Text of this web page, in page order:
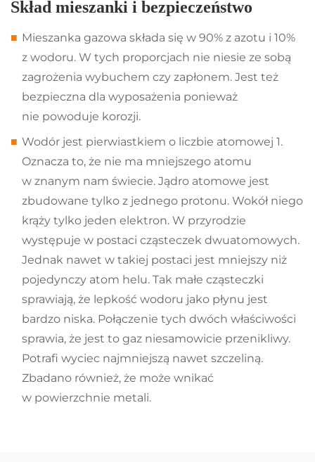
Skład mieszanki i bezpieczeństwo
Mieszanka gazowa składa się w 90% z azotu i 10%
z wodoru. W tych proporcjach nie niesie ze sobą
zagrożenia wybuchem czy zapłonem. Jest też
bezpieczna dla wyposażenia ponieważ
nie powoduje korozji.
Wodór jest pierwiastkiem o liczbie atomowej 1.
Oznacza to, że nie ma mniejszego atomu
w znanym nam świecie. Jądro atomowe jest
zbudowane tylko z jednego protonu. Wokół niego
krąży tylko jeden elektron. W przyrodzie
występuje w postaci cząsteczek dwuatomowych.
Jednak nawet w takiej postaci jest mniejszy niż
pojedynczy atom helu. Tak małe cząsteczki
sprawiają, że lepkość wodoru jako płynu jest
bardzo niska. Połączenie tych dwóch właściwości
sprawia, że jest to gaz niesamowicie przenikliwy.
Potrafi wyciec najmniejszą nawet szczeliną.
Zbadano również, że może wnikać
w powierzchnie metali.